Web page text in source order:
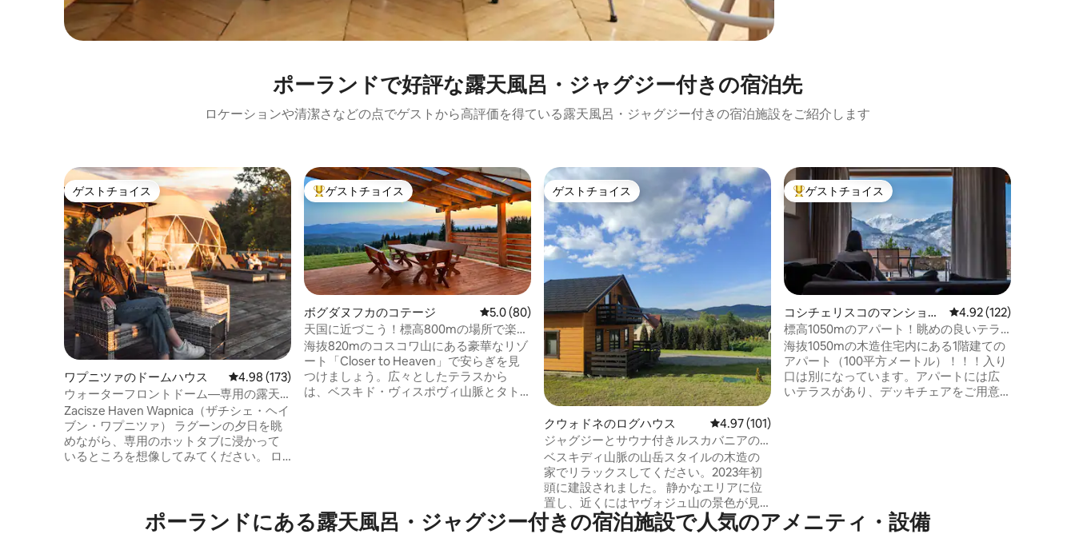
ポーランドで好評な露天風呂・ジャグジー付きの宿泊先
ロケーションや清潔さなどの点でゲストから高評価を得ている露天風呂・ジャグジー付きの宿泊施設をご紹介します
ゲストチョイス
ゲストチョイス
ワプニツァのドームハウス レビュー173件、5つ星中4.98つ星の平均評価
4.98 (173)
ウォーターフロントドーム—専用の露天
風呂、サウナ、夕日
Zacisze Haven Wapnica（ザチシェ・ヘイ
ブン・ワプニツァ） ラグーンの夕日を眺
めながら、専用のホットタブに浸かって
いるところを想像してみてください。 ロ
ナ、ホットタブ、夕日を眺めることがで
きるテラス、素敵なインテリアをご利用
大好評のゲストチョイスです。
ゲストチョイス
ボグダヌフカのコテージ レビュー80件、5つ星中5.0つ星の平均評価
5.0 (80)
天国に近づこう！標高800mの場所で楽し
む屋外スパ
海抜820mのコスコワ山にある豪華なリゾ
ート「Closer to Heaven」で安らぎを見
つけましょう。広々としたテラスから
は、ベスキド・ヴィスポヴィ山脈とタト
水、製氷機付き冷蔵庫、高速Wi-Fiが快適
さを高めます。トレイル、森、自然があ
ゲストチョイス
ゲストチョイス
クウォドネのログハウス レビュー101件、5つ星中4.97つ星の平均評価
4.97 (101)
ジャグジーとサウナ付きルスカバニアの
ベスキード山脈の小屋
ベスキディ山脈の山岳スタイルの木造の
家でリラックスしてください。2023年初
頭に建設されました。 静かなエリアに位
置し、近くにはヤヴォジュ山の景色が見
える森があります。多数のハイキングコ
ースとサイクリングコースがあります。
大好評のゲストチョイスです。
ゲストチョイス
コシチェリスコのマンショ
ン・アパート
レビュー122件、5つ
4.92 (122)
標高1050mのアパート！眺めの良いテラ
ス付き、最大8名様
海抜1050mの木造住宅内にある1階建ての
アパート（100平方メートル）！！！入り
口は別になっています。アパートには広
いテラスがあり、デッキチェアをご用意
サイクリングのルート、スキー場があり
ます！
ポーランドにある露天風呂・ジャグジー付きの宿泊施設で人気のアメニティ・設備